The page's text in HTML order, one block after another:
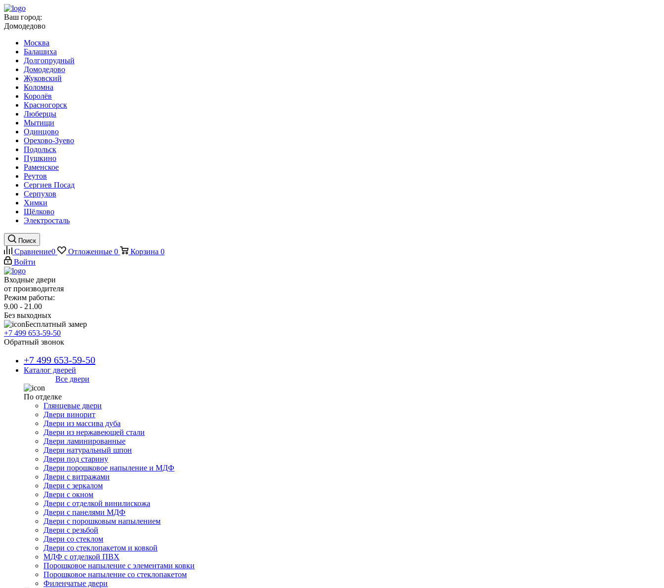
Ваш город:
Домодедово
Москва
Балашиха
Долгопрудный
Домодедово
Жуковский
Коломна
Королёв
Красногорск
Люберцы
Мытищи
Одинцово
Орехово-Зуево
Подольск
Пушкино
Раменское
Реутов
Сергиев Посад
Серпухов
Химки
Щёлково
Электросталь
Поиск
Сравнение0 Отложенные 0 Корзина 0
Войти
Входные двери
от производителя
Режим работы:
9.00 - 21.00
Без выходных
Бесплатный замер
+7 499 653-59-50
Обратный звонок
+7 499 653-59-50
Каталог дверей
Все двери
По отделке
Глянцевые двери
Двери винорит
Двери из массива дуба
Двери из нержавеющей стали
Двери ламинированные
Двери натуральный шпон
Двери под старину
Двери порошковое напыление и МДФ
Двери с витражами
Двери с зеркалом
Двери с окном
Двери с отделкой винилискожа
Двери с панелями МДФ
Двери с порошковым напылением
Двери с резьбой
Двери со стеклом
Двери со стеклопакетом и ковкой
МДФ с отделкой ПВХ
Порошковое напыление с элементами ковки
Порошковое напыление со стеклопакетом
Филенчатые двери